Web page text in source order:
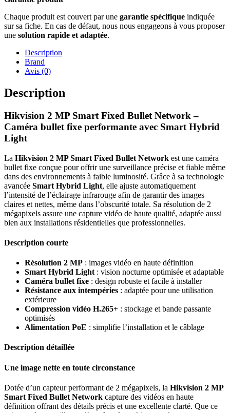
Chaque produit est couvert par une garantie spécifique indiquée
sur sa fiche. En cas de défaut, nous nous engageons à vous proposer
une solution rapide et adaptée.
Description
Brand
Avis (0)
Description
Hikvision 2 MP Smart Fixed Bullet Network –
Caméra bullet fixe performante avec Smart Hybrid
Light
La Hikvision 2 MP Smart Fixed Bullet Network est une caméra
bullet fixe conçue pour offrir une surveillance précise et fiable même
dans des environnements à faible luminosité. Grâce à sa technologie
avancée Smart Hybrid Light, elle ajuste automatiquement
l’intensité de l’éclairage infrarouge afin de garantir des images
claires et nettes, même dans l’obscurité totale. Sa résolution de 2
mégapixels assure une capture vidéo de haute qualité, adaptée aussi
bien aux installations résidentielles que professionnelles.
Description courte
Résolution 2 MP : images vidéo en haute définition
Smart Hybrid Light : vision nocturne optimisée et adaptable
Caméra bullet fixe : design robuste et facile à installer
Résistance aux intempéries : adaptée pour une utilisation
extérieure
Compression vidéo H.265+ : stockage et bande passante
optimisés
Alimentation PoE : simplifie l’installation et le câblage
Description détaillée
Une image nette en toute circonstance
Dotée d’un capteur performant de 2 mégapixels, la Hikvision 2 MP
Smart Fixed Bullet Network capture des vidéos en haute
définition offrant des détails précis et une excellente clarté. Que ce